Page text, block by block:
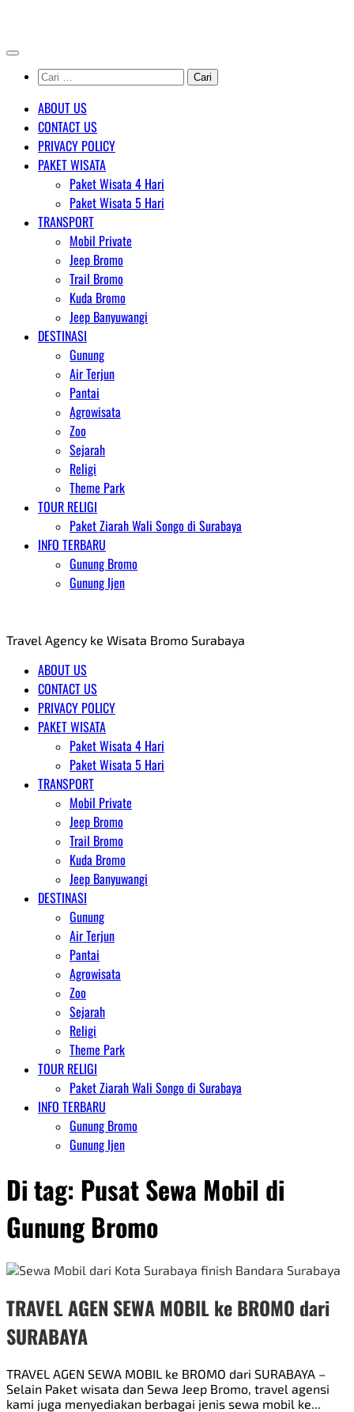
content
Cari
untuk:
ABOUT US
CONTACT US
PRIVACY POLICY
PAKET WISATA
Paket Wisata 4 Hari
Paket Wisata 5 Hari
TRANSPORT
Mobil Private
Jeep Bromo
Trail Bromo
Kuda Bromo
Jeep Banyuwangi
DESTINASI
Gunung
Air Terjun
Pantai
Agrowisata
Zoo
Sejarah
Religi
Theme Park
TOUR RELIGI
Paket Ziarah Wali Songo di Surabaya
INFO TERBARU
Gunung Bromo
Gunung Ijen
Travel Agency ke Wisata Bromo Surabaya
ABOUT US
CONTACT US
PRIVACY POLICY
PAKET WISATA
Paket Wisata 4 Hari
Paket Wisata 5 Hari
TRANSPORT
Mobil Private
Jeep Bromo
Trail Bromo
Kuda Bromo
Jeep Banyuwangi
DESTINASI
Gunung
Air Terjun
Pantai
Agrowisata
Zoo
Sejarah
Religi
Theme Park
TOUR RELIGI
Paket Ziarah Wali Songo di Surabaya
INFO TERBARU
Gunung Bromo
Gunung Ijen
Di tag: Pusat Sewa Mobil di
Gunung Bromo
TRAVEL AGEN SEWA MOBIL ke BROMO dari
SURABAYA
TRAVEL AGEN SEWA MOBIL ke BROMO dari SURABAYA –
Selain Paket wisata dan Sewa Jeep Bromo, travel agensi
kami juga menyediakan berbagai jenis sewa mobil ke...